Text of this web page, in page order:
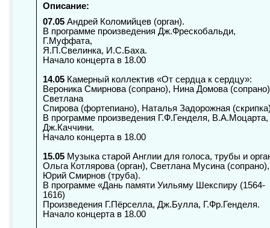
Описание:
07.05 Андрей Коломийцев (орган).
В программе произведения Дж.Фрескобальди,
Г.Муффата,
Я.П.Свелинка, И.С.Баха.
Начало концерта в 18.00
14.05 Камерный коллектив «От сердца к сердцу»:
Вероника Смирнова (сопрано), Нина Домова
Светлана
Спирова (фортепиано), Наталья Задорожная
В программе произведения Г.Ф.Генделя, В.А.Моцарта,
Дж.Каччини.
Начало концерта в 18.00
15.05 Музыка старой Англии для голоса, трубы и
Ольга Котлярова (орган), Светлана Мусина (сопрано),
Юрий Смирнов (труба).
В программе «Дань памяти Уильяму Шекспиру (1564-
1616)
Произведения Г.Пёрселла, Дж.Булла, Г.Фр.Генделя.
Начало концерта в 18.00